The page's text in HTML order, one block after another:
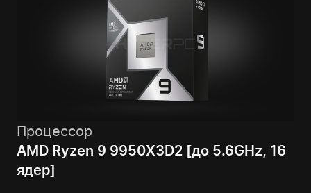
Процессор
AMD Ryzen 9 9950X3D2 [до 5.6GHz, 16
ядер]